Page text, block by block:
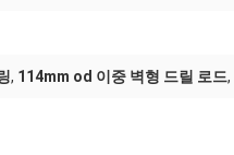
, 114mm od 이중 벽형 드릴 로드,